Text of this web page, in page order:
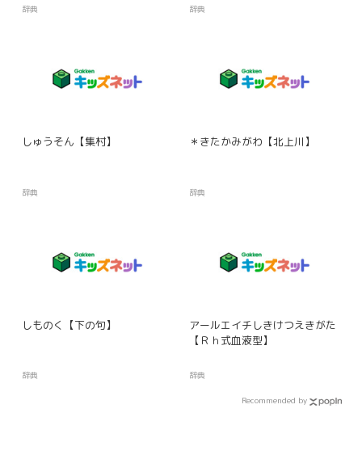
辞典 辞典
しゅうそん【集村】
辞典
＊きたかみがわ【北上川】
辞典
しものく【下の句】
辞典
アールエイチしきけつえきがた
【Ｒｈ式血液型】
辞典
Recommended by